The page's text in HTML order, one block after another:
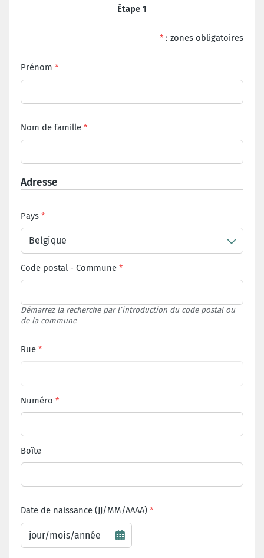
Étape 1
* : zones obligatoires
Prénom
Nom de famille
Adresse
Pays
Belgique
Code postal - Commune
Démarrez la recherche par l’introduction du code postal ou
de la commune
Rue
Numéro
Boîte
Date de naissance (JJ/MM/AAAA)